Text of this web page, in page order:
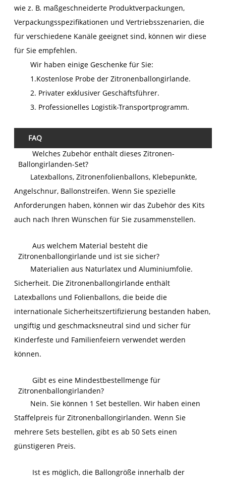
wie z. B. maßgeschneiderte Produktverpackungen,
Verpackungsspezifikationen und Vertriebsszenarien, die
für verschiedene Kanäle geeignet sind, können wir diese
für Sie empfehlen.
Wir haben einige Geschenke für Sie:
1.Kostenlose Probe der Zitronenballongirlande.
2. Privater exklusiver Geschäftsführer.
3. Professionelles Logistik-Transportprogramm.
FAQ
Welches Zubehör enthält dieses Zitronen-
Ballongirlanden-Set?
Latexballons, Zitronenfolienballons, Klebepunkte,
Angelschnur, Ballonstreifen. Wenn Sie spezielle
Anforderungen haben, können wir das Zubehör des Kits
auch nach Ihren Wünschen für Sie zusammenstellen.
Aus welchem ​​Material besteht die
Zitronenballongirlande und ist sie sicher?
Materialien aus Naturlatex und Aluminiumfolie.
Sicherheit. Die Zitronenballongirlande enthält
Latexballons und Folienballons, die beide die
internationale Sicherheitszertifizierung bestanden haben,
ungiftig und geschmacksneutral sind und sicher für
Kinderfeste und Familienfeiern verwendet werden
können.
Gibt es eine Mindestbestellmenge für
Zitronenballongirlanden?
Nein. Sie können 1 Set bestellen. Wir haben einen
Staffelpreis für Zitronenballongirlanden. Wenn Sie
mehrere Sets bestellen, gibt es ab 50 Sets einen
günstigeren Preis.
Ist es möglich, die Ballongröße innerhalb der